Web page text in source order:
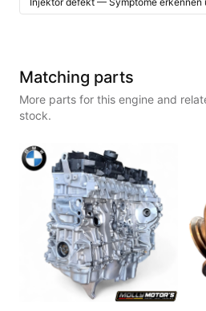
Matching parts
More parts for this engine and
stock.